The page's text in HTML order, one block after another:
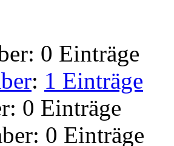
0 Einträge
: 1 Einträge
0 Einträge
0 Einträge